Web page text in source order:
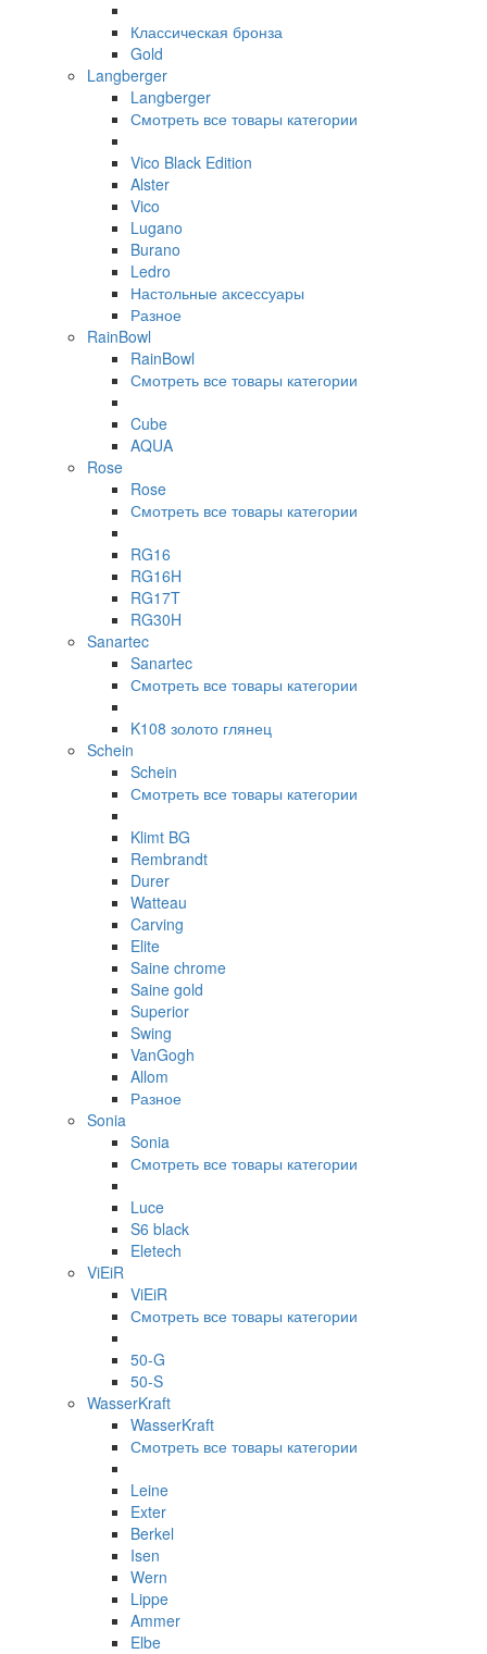
Классическая бронза
Gold
Langberger
Langberger
Смотреть все товары категории
Vico Black Edition
Alster
Vico
Lugano
Burano
Ledro
Настольные аксессуары
Разное
RainBowl
RainBowl
Смотреть все товары категории
Cube
AQUA
Rose
Rose
Смотреть все товары категории
RG16
RG16H
RG17T
RG30H
Sanartec
Sanartec
Смотреть все товары категории
K108 золото глянец
Schein
Schein
Смотреть все товары категории
Klimt BG
Rembrandt
Durer
Watteau
Carving
Elite
Saine chrome
Saine gold
Superior
Swing
VanGogh
Allom
Разное
Sonia
Sonia
Смотреть все товары категории
Luce
S6 black
Eletech
ViEiR
ViEiR
Смотреть все товары категории
50-G
50-S
WasserKraft
WasserKraft
Смотреть все товары категории
Leine
Exter
Berkel
Isen
Wern
Lippe
Ammer
Elbe